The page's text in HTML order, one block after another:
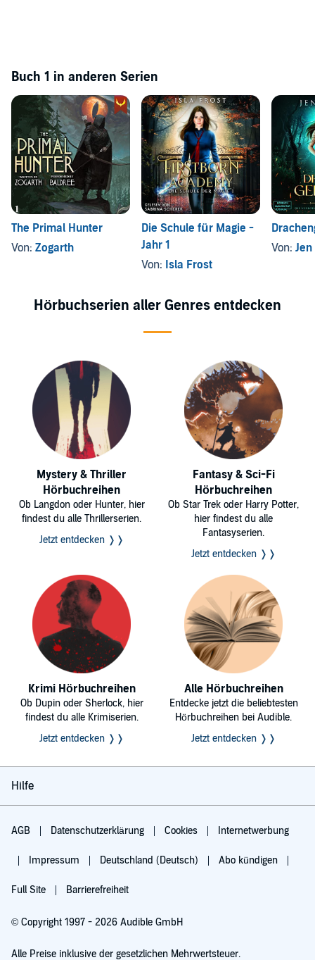
Buch 1 in anderen Serien
The Primal Hunter
Von: Zogarth
Die Schule für Magie -
Jahr 1
Von: Isla Frost
Von: Jen
Hörbuchserien aller Genres entdecken
Mystery & Thriller
Hörbuchreihen
Ob Langdon oder Hunter, hier
findest du alle Thrillerserien.
Jetzt entdecken ❭❭
Fantasy & Sci-Fi
Hörbuchreihen
Ob Star Trek oder Harry Potter,
hier findest du alle
Fantasyserien.
Jetzt entdecken ❭❭
Krimi Hörbuchreihen
Ob Dupin oder Sherlock, hier
findest du alle Krimiserien.
Jetzt entdecken ❭❭
Alle Hörbuchreihen
Entdecke jetzt die beliebtesten
Hörbuchreihen bei Audible.
Jetzt entdecken ❭❭
Hilfe
AGB Datenschutzerklärung Cookies Internetwerbung
Impressum Deutschland (Deutsch) Abo kündigen
Full Site Barrierefreiheit
© Copyright 1997 - 2026 Audible GmbH
Alle Preise inklusive der gesetzlichen Mehrwertsteuer.